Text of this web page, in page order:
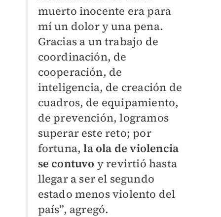
muerto inocente era para
mí un dolor y una pena.
Gracias a un trabajo de
coordinación, de
cooperación, de
inteligencia, de creación de
cuadros, de equipamiento,
de prevención, logramos
superar este reto; por
fortuna, la ola de violencia
se contuvo y revirtió hasta
llegar a ser el segundo
estado menos violento del
país”, agregó.